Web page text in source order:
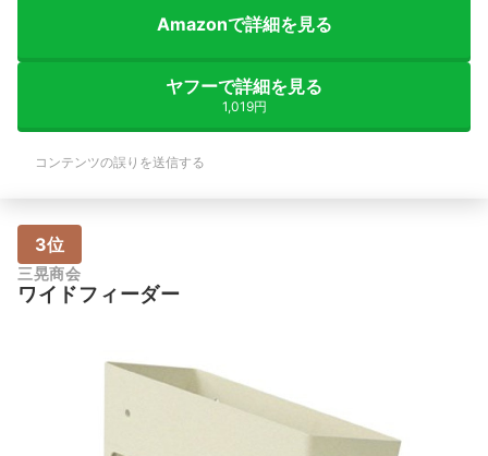
Amazonで詳細を見る
ヤフーで詳細を見る
1,019円
コンテンツの誤りを送信する
3位
三晃商会
ワイドフィーダー